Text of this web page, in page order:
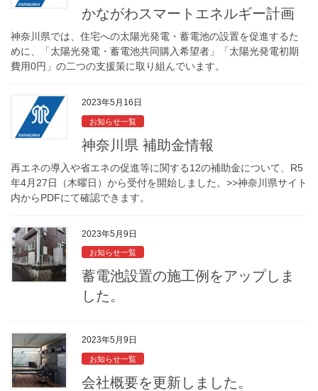
かながわスマートエネルギー計画
神奈川県では、住宅への太陽光発電・蓄電池の設置を促進するた
めに、「太陽光発電・蓄電池共同購入希望者」「太陽光発電初期
費用0円」の二つの支援策に取り組んでいます。
2023年5月16日
お知らせ一覧
神奈川県 補助金情報
再エネの導入や省エネの促進等に関する12の補助金について、R5
年4月27日（木曜日）から受付を開始しました。>>神奈川県サイト
内からPDFにて確認できます。
2023年5月9日
お知らせ一覧
蓄電池設置の施工例をアップしま
した。
2023年5月9日
お知らせ一覧
会社概要を更新しました。